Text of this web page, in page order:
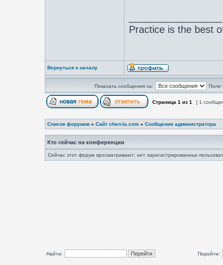
Practice is the best
Вернуться к началу
Показать сообщения за: Поле
Страница1из1 [ 1
Список форумов » Сайт chen-la.com » Сообщения администратора
Кто сейчас на конференции
Сейчас этот форум просматривают: нет зарегистрированных
Найти: Перейти: